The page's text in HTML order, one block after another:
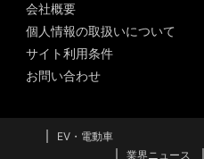
会社概要
個人情報の取扱いについて
サイト利用条件
お問い合わせ
EV・電動車
業界ニュース